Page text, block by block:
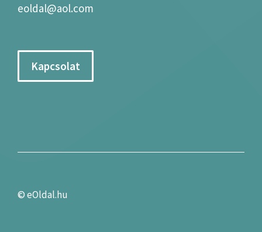
eoldal@aol.com
Kapcsolat
©eOldal.hu